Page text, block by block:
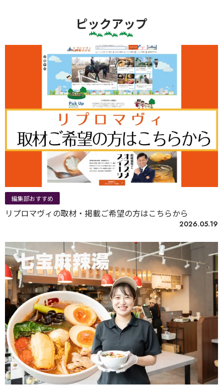
ピックアップ
編集部おすすめ
リプロマヴィの取材・掲載ご希望の方はこちらから
2026.05.19